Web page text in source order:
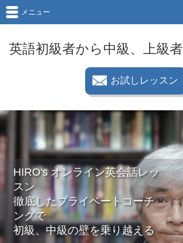
英語初級者から中級、上級
お試しレッスン
メニュー
HIRO's オンライン英会話レッ
スン
徹底したプライベートコーチ
ングで
初級、中級の壁を乗り越える